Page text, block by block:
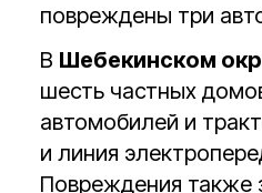
повреждены три
В Шебекинском
шесть частных
автомобилей и
и линия
Повреждения также